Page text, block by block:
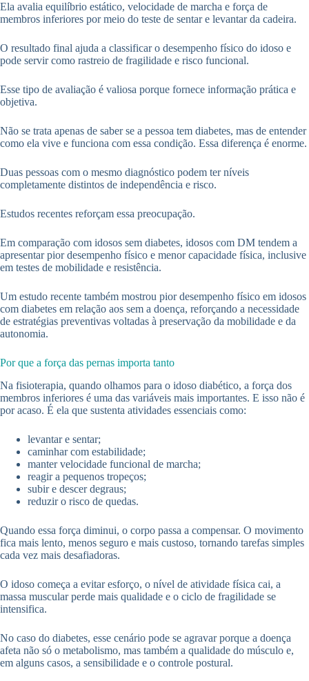
Ela avalia equilíbrio estático, velocidade de marcha e força de
membros inferiores por meio do teste de sentar e levantar da cadeira.
O resultado final ajuda a classificar o desempenho físico do idoso e
pode servir como rastreio de fragilidade e risco funcional.
Esse tipo de avaliação é valiosa porque fornece informação prática e
objetiva.
Não se trata apenas de saber se a pessoa tem diabetes, mas de entender
como ela vive e funciona com essa condição. Essa diferença é enorme.
Duas pessoas com o mesmo diagnóstico podem ter níveis
completamente distintos de independência e risco.
Estudos recentes reforçam essa preocupação.
Em comparação com idosos sem diabetes, idosos com DM tendem a
apresentar pior desempenho físico e menor capacidade física, inclusive
em testes de mobilidade e resistência.
Um estudo recente também mostrou pior desempenho físico em idosos
com diabetes em relação aos sem a doença, reforçando a necessidade
de estratégias preventivas voltadas à preservação da mobilidade e da
autonomia.
Por que a força das pernas importa tanto
Na fisioterapia, quando olhamos para o idoso diabético, a força dos
membros inferiores é uma das variáveis mais importantes. E isso não é
por acaso. É ela que sustenta atividades essenciais como:
levantar e sentar;
caminhar com estabilidade;
manter velocidade funcional de marcha;
reagir a pequenos tropeços;
subir e descer degraus;
reduzir o risco de quedas.
Quando essa força diminui, o corpo passa a compensar. O movimento
fica mais lento, menos seguro e mais custoso, tornando tarefas simples
cada vez mais desafiadoras.
O idoso começa a evitar esforço, o nível de atividade física cai, a
massa muscular perde mais qualidade e o ciclo de fragilidade se
intensifica.
No caso do diabetes, esse cenário pode se agravar porque a doença
afeta não só o metabolismo, mas também a qualidade do músculo e,
em alguns casos, a sensibilidade e o controle postural.